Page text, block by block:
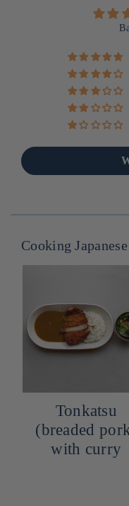
Cooking
Tonkatsu
(breaded
with curry